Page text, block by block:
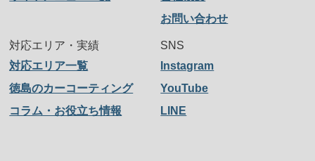
お問い合わせ
対応エリア・実績
対応エリア一覧
徳島のカーコーティング
コラム・お役立ち情報
SNS
Instagram
YouTube
LINE